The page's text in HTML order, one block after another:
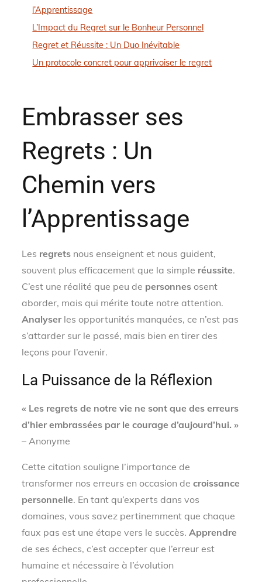
l’Apprentissage
L’Impact du Regret sur le Bonheur Personnel
Regret et Réussite : Un Duo Inévitable
Un protocole concret pour apprivoiser le regret
Embrasser ses
Regrets : Un
Chemin vers
l’Apprentissage
Les regrets nous enseignent et nous guident,
souvent plus efficacement que la simple réussite.
C’est une réalité que peu de personnes osent
aborder, mais qui mérite toute notre attention.
Analyserles opportunités manquées, ce n’est pas
s’attarder sur le passé, mais bien en tirer des
leçons pour l’avenir.
La Puissance de la Réflexion
« Les regrets de notre vie ne sont que des erreurs
d’hier embrassées par le courage d’aujourd’hui. »
– Anonyme
Cette citation souligne l’importance de
transformer nos erreurs en occasion decroissance
personnelle. En tant qu’experts dans vos
domaines, vous savez pertinemment que chaque
faux pas est une étape vers le succès.Apprendre
de ses échecs, c’est accepter que l’erreur est
humaine et nécessaire à l’évolution